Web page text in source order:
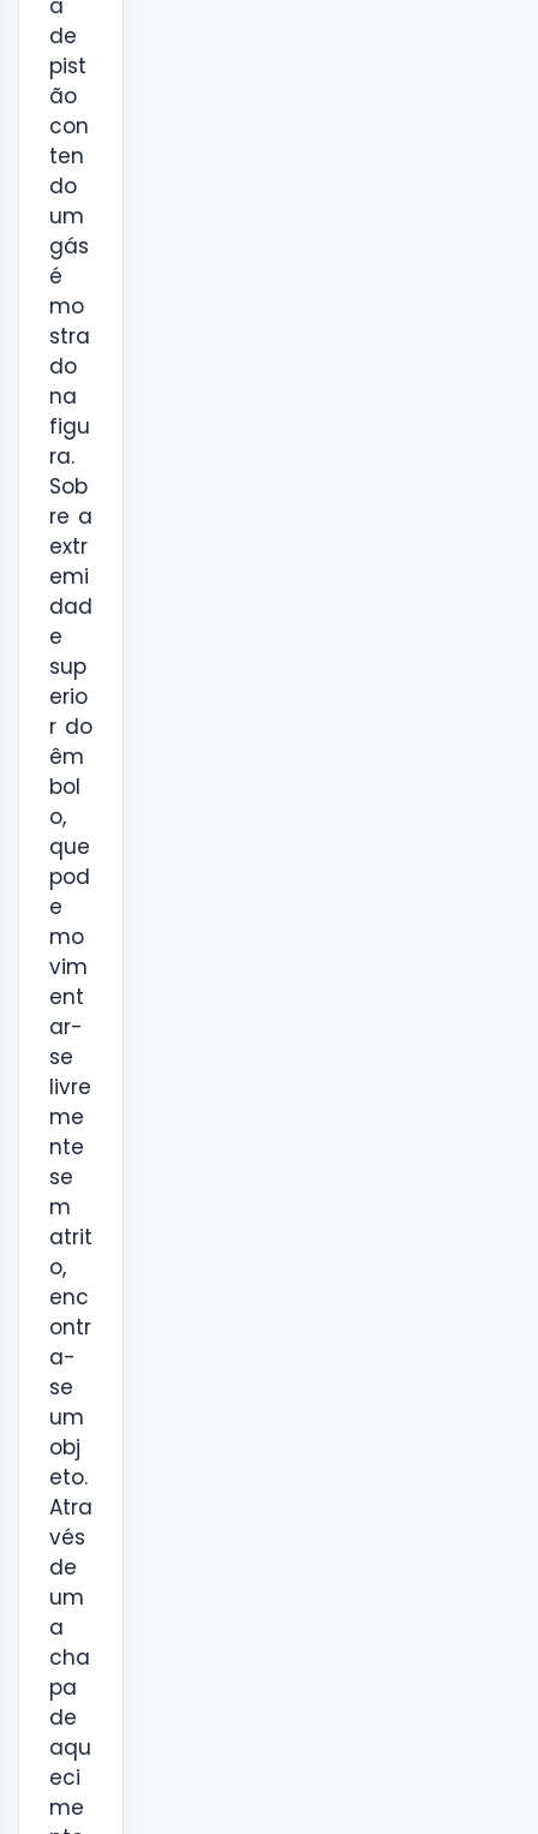
de
pist
ão
con
ten
do
um
gás
é
mo
stra
do
na
figu
ra.
Sob
re a
extr
emi
dad
e
sup
erio
r do
êm
bol
o,
que
pod
e
mo
vim
ent
ar-
se
livre
me
nte
se
m
atrit
o,
enc
ontr
a-
se
um
obj
eto.
Atra
vés
de
um
a
cha
pa
de
aqu
eci
me